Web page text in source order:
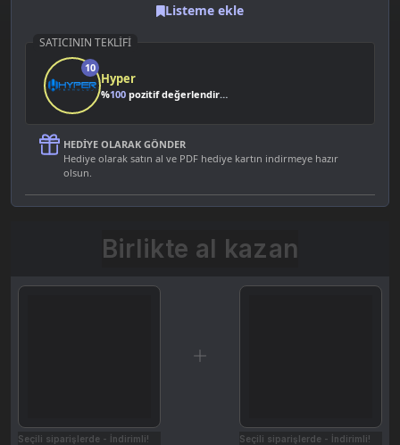
0 değerlendirme
Listeme ekle
SATICININ TEKLIFI
10
Hyper
%100 pozitif değerlendirme
HEDIYE OLARAK GÖNDER
Hediye olarak satın al ve PDF hediye kartın indirmeye hazır
olsun.
Birlikte al kazan
Seçili siparişlerde - İndirimli! Seçili siparişlerde - İndirimli!